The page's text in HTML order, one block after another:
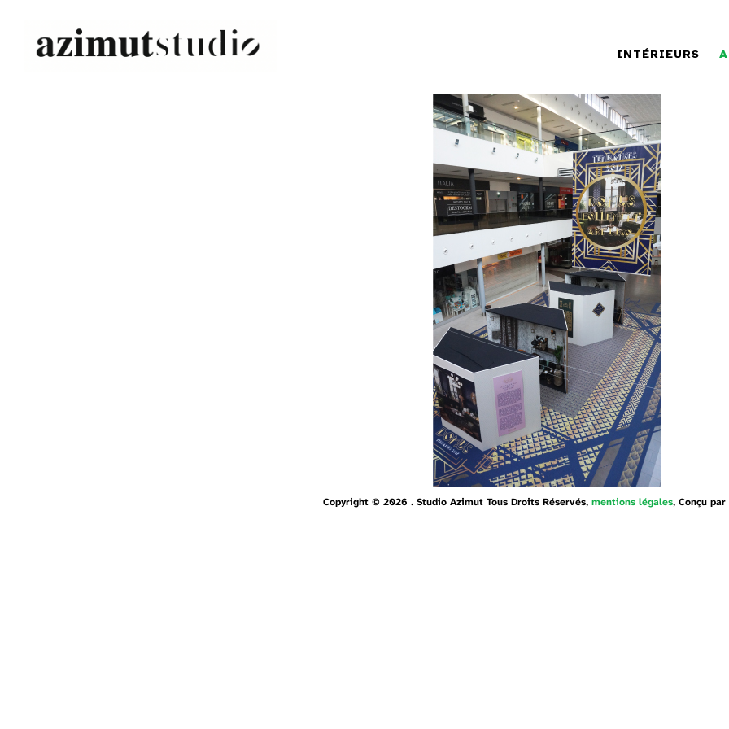
INTÉRIEURS
Copyright © 2026 . Studio Azimut Tous Droits Réservés, mentions légales, Conçu par